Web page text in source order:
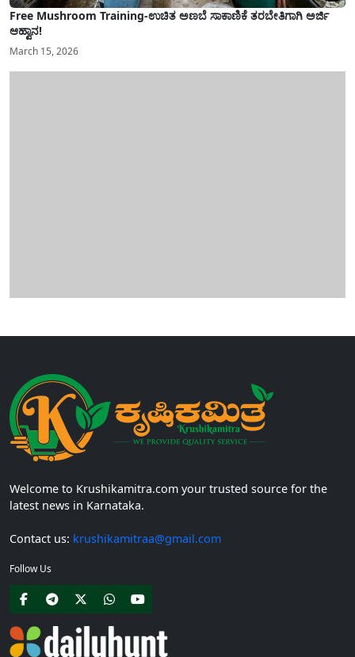
Free Mushroom Training-ಉಚಿತ ಅಣಬೆ ಸಾಕಾಣಿಕೆ ತರಬೇತಿಗಾಗಿ ಅರ್ಜಿ
ಆಹ್ವಾನ!
March 15, 2026
Welcome to Krushikamitra.com your trusted source for the
latest news in Karnataka.
Contact us: krushikamitraa@gmail.com
Follow Us